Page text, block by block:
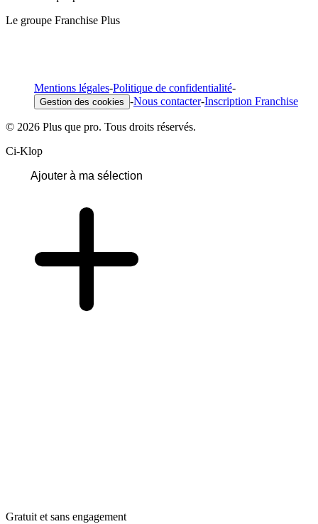
Le groupe Franchise Plus
Mentions légales-Politique de confidentialité-
Gestion des cookies -Nous contacter-Inscription Franchise
© 2026 Plus que pro. Tous droits réservés.
Ci-Klop
Ajouter à ma sélection
Gratuit et sans engagement